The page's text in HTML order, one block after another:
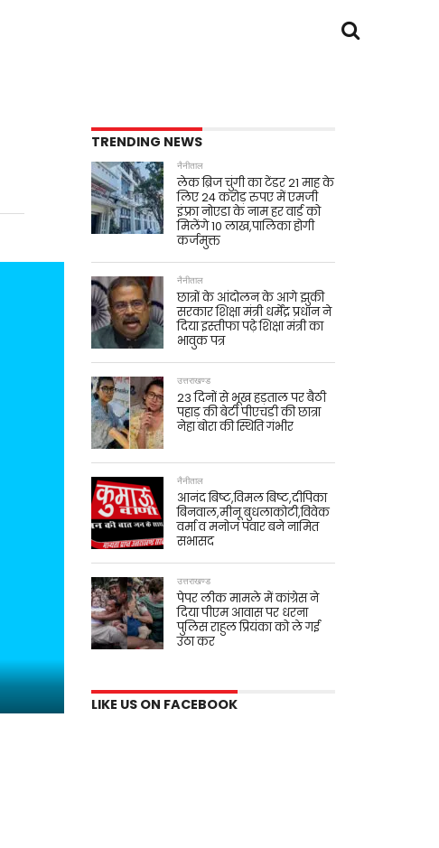
TRENDING NEWS
नैनीताल
लेक ब्रिज चुंगी का टेंडर 21 माह के
लिए 24 करोड़ रुपए में एमजी
इंफ़्रा नोएडा के नाम हर वार्ड को
मिलेंगे 10 लाख,पालिका होगी
कर्जमुक्त
नैनीताल
छात्रों के आंदोलन के आगे झुकी
सरकार शिक्षा मंत्री धर्मेंद्र प्रधान ने
दिया इस्तीफा पढ़े शिक्षा मंत्री का
भावुक पत्र
उत्तराखण्ड
23 दिनों से भूख हड़ताल पर बैठी
पहाड़ की बेटी पीएचडी की छात्रा
नेहा बोरा की स्थिति गंभीर
नैनीताल
आनंद बिष्ट,विमल बिष्ट,दीपिका
बिनवाल,मीनू बुधलाकोटी,विवेक
वर्मा व मनोज पंवार बने नामित
सभासद
उत्तराखण्ड
पेपर लीक मामले में कांग्रेस ने
दिया पीएम आवास पर धरना
पुलिस राहुल प्रियंका को ले गई
उठा कर
LIKE US ON FACEBOOK